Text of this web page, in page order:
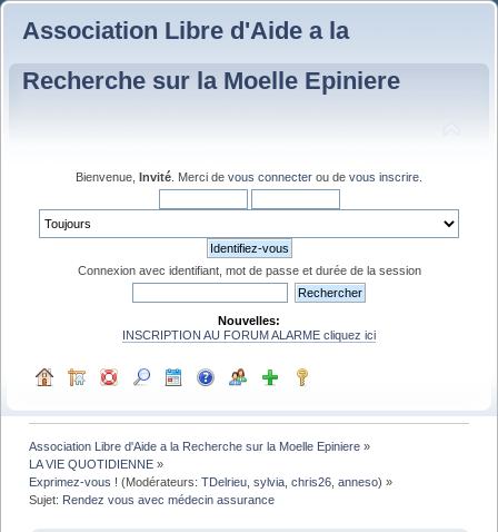
Association Libre d'Aide a la
Recherche sur la Moelle Epiniere
Bienvenue, Invité . Merci de vous connecter ou de vous inscrire
Connexion avec identifiant, mot de passe et durée de la session
Nouvelles:
INSCRIPTION AU FORUM ALARME cliquez ici
Association Libre d'Aide a la Recherche sur la Moelle Epiniere »
LA VIE QUOTIDIENNE »
Exprimez-vous ! (Modérateurs:TDelrieu ,sylvia ,chris26 ,anneso) »
Sujet: Rendez vous avec médecin assurance